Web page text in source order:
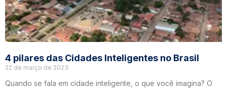
4 pilares das Cidades Inteligentes no Brasil
22 de março de 2023
Quando se fala em cidade inteligente, o que você imagina? O